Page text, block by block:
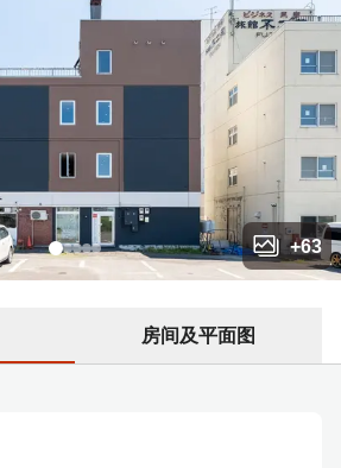
+63
房间及平面图